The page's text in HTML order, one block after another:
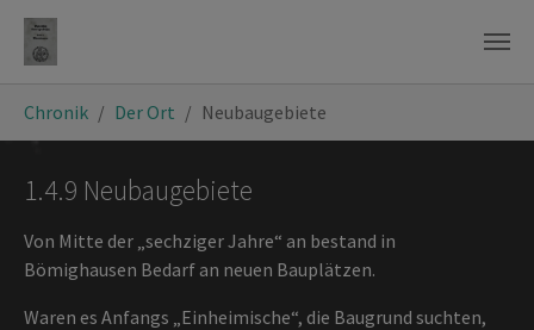
Chronik Der Ort Neubaugebiete
1.4.9 Neubaugebiete
Von Mitte der „sechziger Jahre“ an bestand in
Bömighausen Bedarf an neuen Bauplätzen.
Waren es Anfangs „Einheimische“, die Baugrund suchten,